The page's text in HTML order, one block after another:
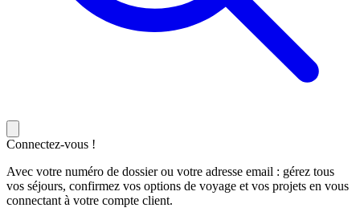
Connectez-vous !
Avec votre numéro de dossier ou votre adresse email : gérez tous
vos séjours, confirmez vos options de voyage et vos projets en vous
connectant à votre compte client.